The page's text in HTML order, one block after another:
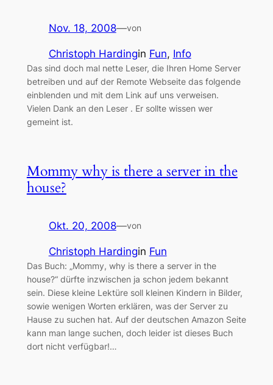
Nov. 18, 2008—von
Christoph Hardingin Fun, Info
Das sind doch mal nette Leser, die Ihren Home Server
betreiben und auf der Remote Webseite das folgende
einblenden und mit dem Link auf uns verweisen.
Vielen Dank an den Leser . Er sollte wissen wer
gemeint ist.
Mommy why is there a server in the
house?
Okt. 20, 2008—von
Christoph Hardingin Fun
Das Buch: „Mommy, why is there a server in the
house?“ dürfte inzwischen ja schon jedem bekannt
sein. Diese kleine Lektüre soll kleinen Kindern in Bilder,
sowie wenigen Worten erklären, was der Server zu
Hause zu suchen hat. Auf der deutschen Amazon Seite
kann man lange suchen, doch leider ist dieses Buch
dort nicht verfügbar!…